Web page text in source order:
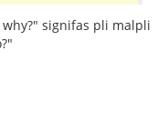
signifas pli malpli